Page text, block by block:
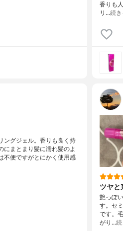
香りも
リ…続き
ングジェル。香りも良く持
にまとまり髪に濡れ髪のよ
不便ですがとにかく使用感
ツヤと
艶っぽ
す。セ
です。
がり…続